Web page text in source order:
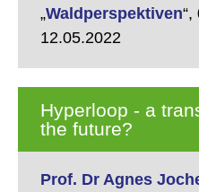
„Waldperspektiven“,
12.05.2022
Hyperloop - a
the future?
Prof. Dr Agnes